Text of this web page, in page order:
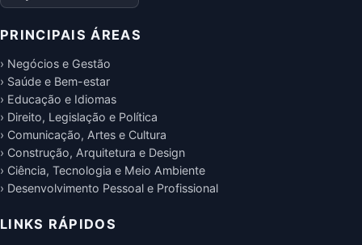
PRINCIPAIS ÁREAS
› Negócios e Gestão
› Saúde e Bem-estar
› Educação e Idiomas
› Direito, Legislação e Política
› Comunicação, Artes e Cultura
› Construção, Arquitetura e Design
› Ciência, Tecnologia e Meio Ambiente
› Desenvolvimento Pessoal e Profissional
LINKS RÁPIDOS